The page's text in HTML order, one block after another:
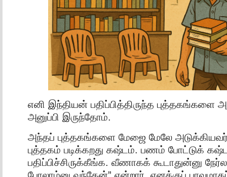
எனி இந்தியன் பதிப்பித்திருந்த புத்தகங்களை
அனுப்பி இருந்தோம்.
அந்தப் புத்தகங்களை மேஜை மேலே
புத்தகம் படிக்கறது கஷ்டம். பணம் போட்டுக்
பதிப்பிச்சிருக்கீங்க. வீணாகக் கூடாதுன்னு
போலாம்னு வந்தேன்” என்றார். எனக்குப்